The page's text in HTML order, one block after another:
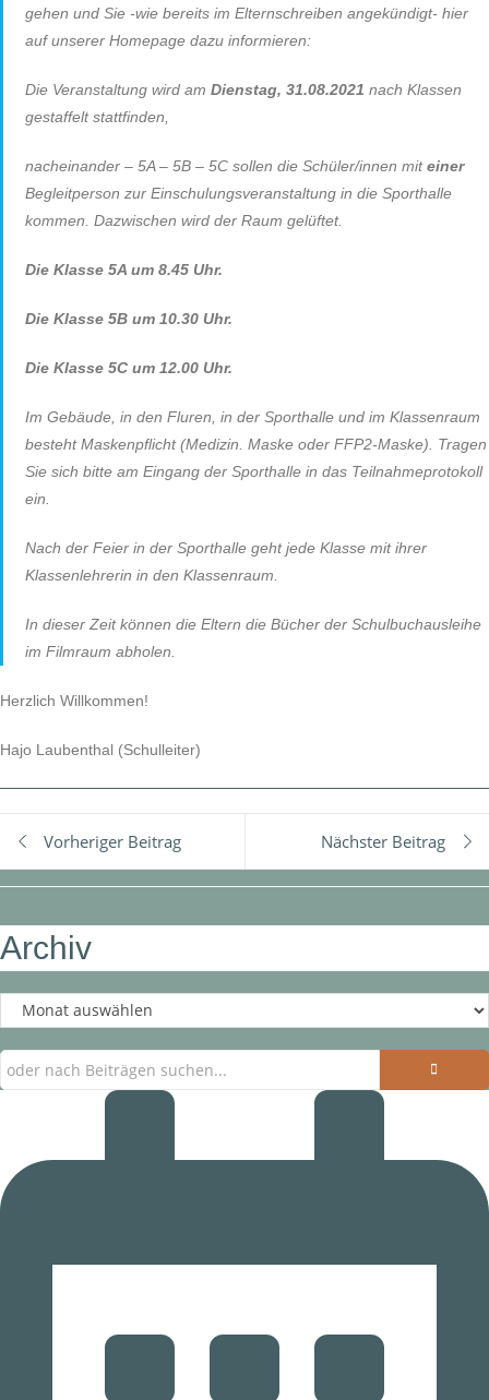
gehen und Sie -wie bereits im Elternschreiben angekündigt- hier
auf unserer Homepage dazu informieren:
Die Veranstaltung wird am Dienstag, 31.08.2021 nach Klassen
gestaffelt stattfinden,
nacheinander – 5A – 5B – 5C sollen die Schüler/innen miteiner
Begleitperson zur Einschulungsveranstaltung in die Sporthalle
kommen. Dazwischen wird der Raum gelüftet.
Die Klasse 5A um 8.45 Uhr.
Die Klasse 5B um 10.30 Uhr.
Die Klasse 5C um 12.00 Uhr.
Im Gebäude, in den Fluren, in der Sporthalle und im Klassenraum
besteht Maskenpflicht (Medizin. Maske oder FFP2-Maske). Tragen
Sie sich bitte am Eingang der Sporthalle in das Teilnahmeprotokoll
ein.
Nach der Feier in der Sporthalle geht jede Klasse mit ihrer
Klassenlehrerin in den Klassenraum.
In dieser Zeit können die Eltern die Bücher der Schulbuchausleihe
im Filmraum abholen.
Herzlich Willkommen!
Hajo Laubenthal (Schulleiter)
Vorheriger Beitrag Nächster Beitrag
Archiv